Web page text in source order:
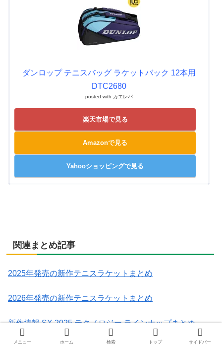
ダンロップ テニスバッグ ラケットバック 12本用
DTC2680
posted with カエレバ
楽天市場で見る
Amazonで見る
Yahooショッピングで見る
関連まとめ記事
2025年発売の新作テニスラケットまとめ
2026年発売の新作テニスラケットまとめ
新作情報 SX 2025 テクノロジー ラインナップまとめ
メニュー ホーム 検索 トップ サイドバー